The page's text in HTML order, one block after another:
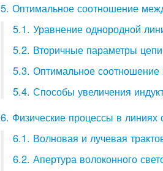
5. Оптимальное соотношение
5.1. Уравнение однородной
5.2. Вторичные параметры цепи
5.3. Оптимальное соотношение
5.4. Способы увеличения
6. Физические процессы в линиях
6.1. Волновая и лучевая
6.2. Апертура волоконного